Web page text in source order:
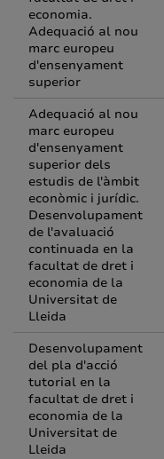
economia.
Adequació al nou
marc europeu
d'ensenyament
superior
Adequació al nou
marc europeu
d'ensenyament
superior dels
estudis de l'àmbit
econòmic i jurídic.
Desenvolupament
de l'avaluació
continuada en la
facultat de dret i
economia de la
Universitat de
Lleida
Desenvolupament
del pla d'acció
tutorial en la
facultat de dret i
economia de la
Universitat de
Lleida